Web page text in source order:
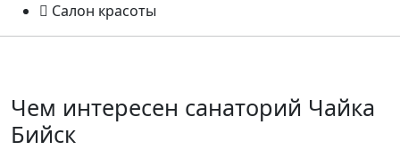
Салон красоты
Чем интересен санаторий Чайка
Бийск